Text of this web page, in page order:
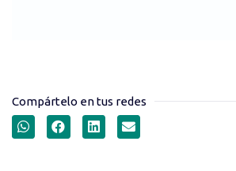
Compártelo en tus redes